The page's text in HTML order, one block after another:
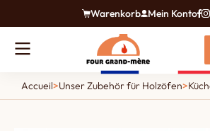
Warenkorb Mein Konto
Accueil>Unser Zubehör für Holzöfen>